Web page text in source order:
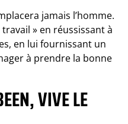
jamais l’homme.
» en réussissant à
en lui fournissant un
à prendre la bonne
VIVE LE